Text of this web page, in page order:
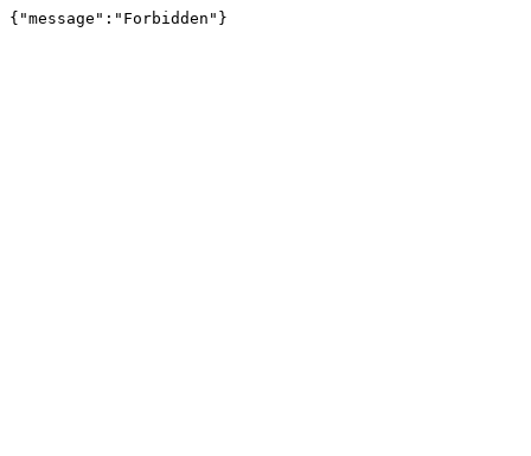
{"message":"Forbidden"}